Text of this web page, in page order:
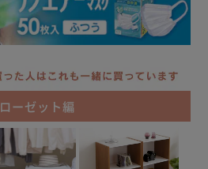
ーゼット編